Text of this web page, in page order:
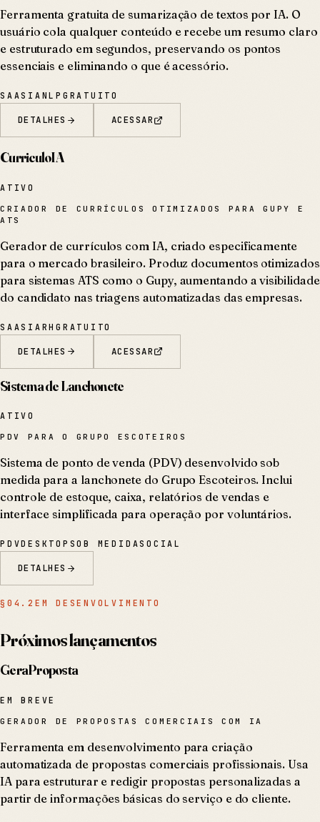
Ferramenta gratuita de sumarização de textos por IA. O
usuário cola qualquer conteúdo e recebe um resumo claro
e estruturado em segundos, preservando os pontos
essenciais e eliminando o que é acessório.
SAAS IA NLP GRATUITO
DETALHES ACESSAR
CurriculoIA
ATIVO
CRIADOR DE CURRÍCULOS OTIMIZADOS PARA GUPY E
ATS
Gerador de currículos com IA, criado especificamente
para o mercado brasileiro. Produz documentos otimizados
para sistemas ATS como o Gupy, aumentando a visibilidade
do candidato nas triagens automatizadas das empresas.
SAAS IA RHGRATUITO
DETALHES ACESSAR
Sistema de Lanchonete
ATIVO
PDV PARA O GRUPO ESCOTEIROS
Sistema de ponto de venda (PDV) desenvolvido sob
medida para a lanchonete do Grupo Escoteiros. Inclui
controle de estoque, caixa, relatórios de vendas e
interface simplificada para operação por voluntários.
PDVDESKTOP SOB MEDIDASOCIAL
DETALHES
§ 04.2 EM DESENVOLVIMENTO
Próximos lançamentos
GeraProposta
EM BREVE
GERADOR DE PROPOSTAS COMERCIAIS COM IA
Ferramenta em desenvolvimento para criação
automatizada de propostas comerciais profissionais. Usa
IA para estruturar e redigir propostas personalizadas a
partir de informações básicas do serviço e do cliente.